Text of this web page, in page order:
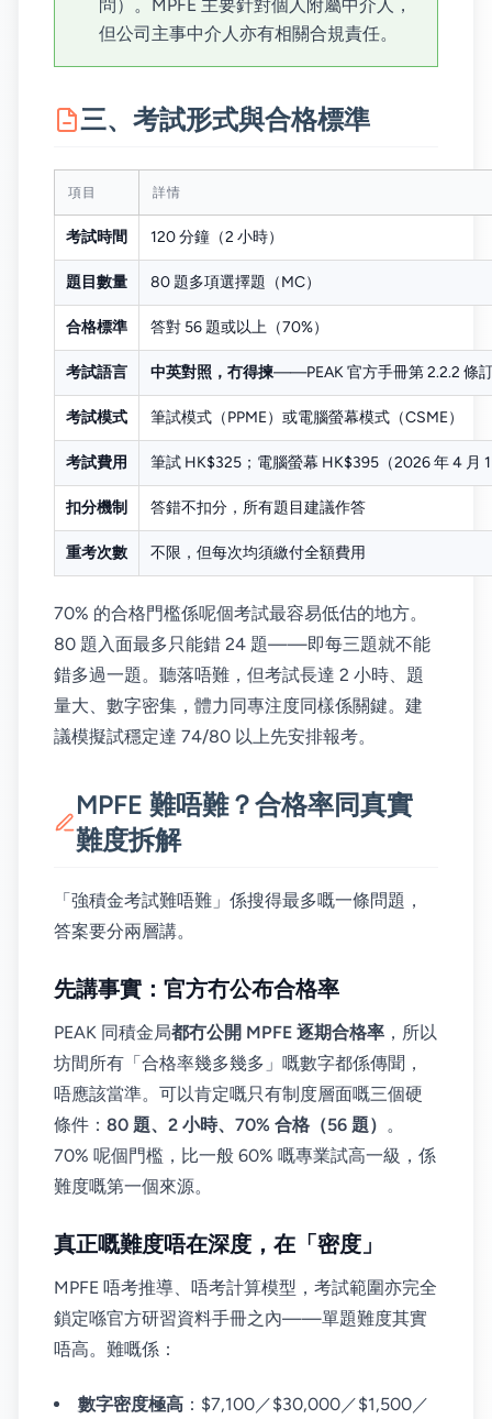
問）。MPFE 主要針對個人附屬中介人，
但公司主事中介人亦有相關合規責任。
三、考試形式與合格標準
項目 詳情
考試時間 120 分鐘（2 小時）
題目數量 80 題多項選擇題（MC）
合格標準 答對 56 題或以上（70%）
考試語言 中英對照，冇得揀——PEAK 官方手冊第 2.2.2 條
考試模式 筆試模式（PPME）或電腦螢幕模式（CSME）
考試費用 筆試 HK$325；電腦螢幕 HK$395（2026 年 4 月
扣分機制 答錯不扣分，所有題目建議作答
重考次數 不限，但每次均須繳付全額費用
70% 的合格門檻係呢個考試最容易低估的地方。
80 題入面最多只能錯 24 題——即每三題就不能
錯多過一題。聽落唔難，但考試長達 2 小時、題
量大、數字密集，體力同專注度同樣係關鍵。建
議模擬試穩定達 74/80 以上先安排報考。
MPFE 難唔難？合格率同真實
難度拆解
「強積金考試難唔難」係搜得最多嘅一條問題，
答案要分兩層講。
先講事實：官方冇公布合格率
PEAK 同積金局都冇公開 MPFE 逐期合格率 ，所以
坊間所有「合格率幾多幾多」嘅數字都係傳聞，
唔應該當準。可以肯定嘅只有制度層面嘅三個硬
條件： 80 題、2 小時、70% 合格（56 題） 。
70% 呢個門檻，比一般 60% 嘅專業試高一級，係
難度嘅第一個來源。
真正嘅難度唔在深度，在「密度」
MPFE 唔考推導、唔考計算模型，考試範圍亦完全
鎖定喺官方研習資料手冊之內——單題難度其實
唔高。難嘅係：
數字密度極高 ：$7,100／$30,000／$1,500／